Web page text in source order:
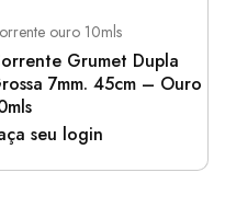
ouro 10mls
Grumet Dupla
7mm. 45cm – Ouro
seu login